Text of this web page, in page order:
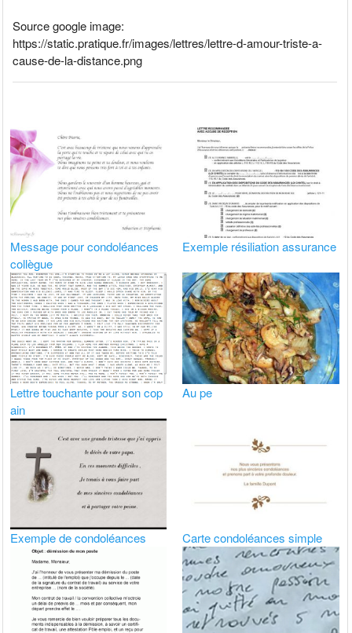
Source google image:
https://static.pratique.fr/images/lettres/lettre-d-amour-triste-a-
cause-de-la-distance.png
Message pour condoléances
collègue
Exemple résiliation assurance
Lettre touchante pour son cop
ain
Au pe
Exemple de condoléances Carte condoléances simple